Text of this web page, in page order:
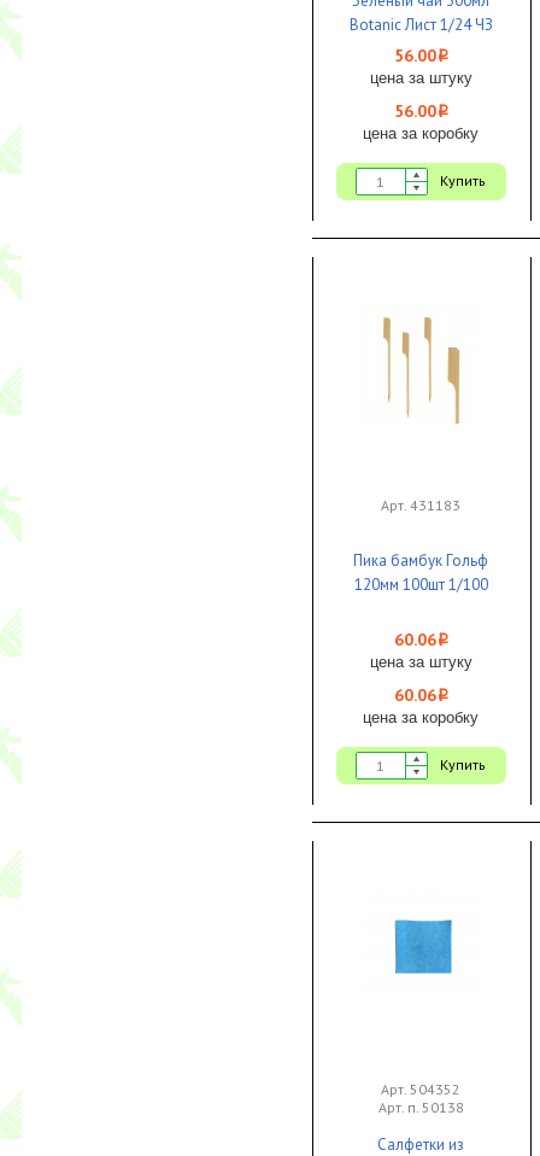
Botanic Лист 1/24 ЧЗ
56.00i
цена за штуку
56.00i
цена за коробку
Купить
Арт. 431183
Пика бамбук Гольф
120мм 100шт 1/100
60.06i
цена за штуку
60.06i
цена за коробку
Купить
Арт. 504352
Арт. п. 50138
Салфетки из